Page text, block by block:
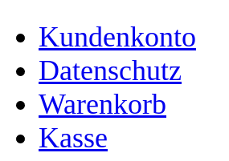
Kundenkonto
Datenschutz
Warenkorb
Kasse